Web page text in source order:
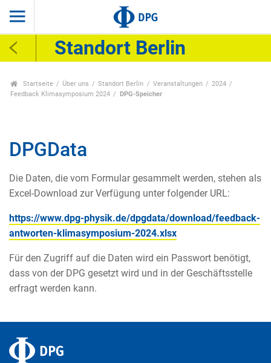
Standort Berlin
Startseite Über uns Standort Berlin Veranstaltungen
2024
Feedback Klimasymposium 2024
DPG-Speicher
DPGData
Die Daten, die vom Formular gesammelt werden, stehen als
Excel-Download zur Verfügung unter folgender URL:
https://www.dpg-physik.de/dpgdata/download/feedback-
antworten-klimasymposium-2024.xlsx
Für den Zugriff auf die Daten wird ein Passwort benötigt,
dass von der DPG gesetzt wird und in der Geschäftsstelle
erfragt werden kann.